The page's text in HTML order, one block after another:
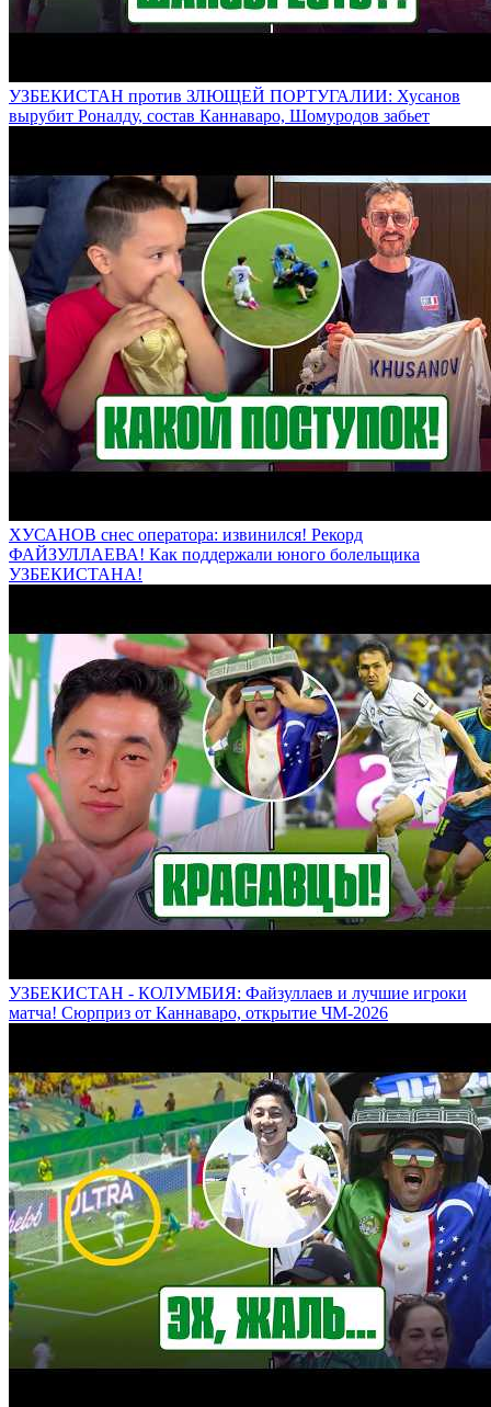
УЗБЕКИСТАН против ЗЛЮЩЕЙ ПОРТУГАЛИИ: Хусанов
вырубит Роналду, состав Каннаваро, Шомуродов забьет
ХУСАНОВ снес оператора: извинился! Рекорд
ФАЙЗУЛЛАЕВА! Как поддержали юного болельщика
УЗБЕКИСТАНА!
УЗБЕКИСТАН - КОЛУМБИЯ: Файзуллаев и лучшие игроки
матча! Сюрприз от Каннаваро, открытие ЧМ-2026